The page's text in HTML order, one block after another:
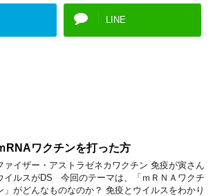
LINE
RNAワクチンを打った方
ァイザー・アストラゼネカワクチン 免疫が寅さん
イルスがDS 今回のテーマは、「ｍＲＮＡワクチ
」がどんなものなのか？ 免疫とウイルスをわかり